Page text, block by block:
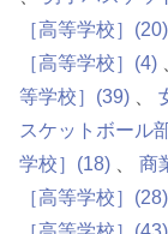
［高等学校］ (20)
［高等学校］ (4)
等学校］ (39)
スケットボール
学校］ (18) 商
［高等学校］ (28)